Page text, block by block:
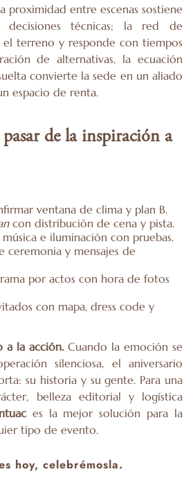
proximidad entre escenas sostiene
técnicas; la red de
terreno y responde con tiempos
de alternativas, la ecuación
convierte la sede en un aliado
espacio de renta.
de la inspiración a
ventana de clima y plan B.
con distribución de cena y pista.
e iluminación con pruebas.
ceremonia y mensajes de
por actos con hora de fotos
con mapa, dress code y
a la acción. Cuando la emoción se
silenciosa, el aniversario
su historia y su gente. Para una
belleza editorial y logística
es la mejor solución para la
tipo de evento.
hoy, celebrémosla.